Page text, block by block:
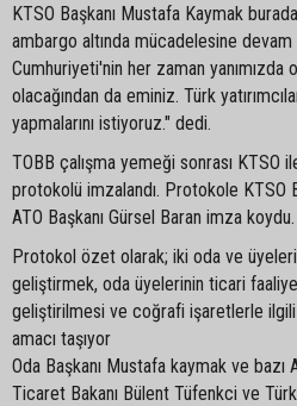
KTSO Başkanı Mustafa Kaymak
ambargo altında mücadelesine
Cumhuriyeti'nin her zaman yanımızda
olacağından da eminiz. Türk
yapmalarını istiyoruz." dedi.
TOBB çalışma yemeği sonrası KTSO
protokolü imzalandı. Protokole KTSO
ATO Başkanı Gürsel Baran imza koydu.
Protokol özet olarak; iki oda ve üyeleri
geliştirmek, oda üyelerinin ticari
geliştirilmesi ve coğrafi işaretlerle ilgili
amacı taşıyor
Oda Başkanı Mustafa kaymak ve
Ticaret Bakanı Bülent Tüfenkci ve